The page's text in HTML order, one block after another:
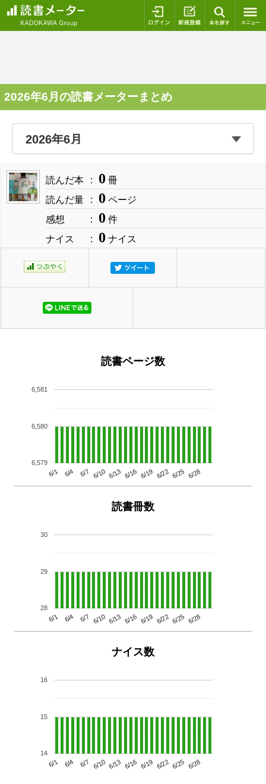
ログイン 新規登録
2026年6月の読書メーターまとめ
読んだ本 0 冊
読んだ量
0 ページ
感想
0 件
ナイス
0 ナイス
読書ページ数
6/1 6/4 6/7 6/10 6/13 6/16 6/19 6/22 6/25 6/28
6,579
6,580
6,581
読書冊数
6/1 6/4 6/7 6/10 6/13 6/16 6/19 6/22 6/25 6/28
28
29
30
ナイス数
6/1 6/4 6/7 6/10 6/13 6/16 6/19 6/22 6/25 6/28
14
15
16